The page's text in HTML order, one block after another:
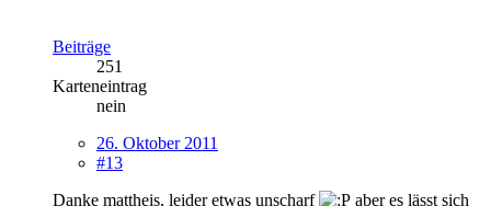
Beiträge
251
Karteneintrag
nein
26. Oktober 2011
#13
Danke mattheis, leider etwas unscharf
aber es lässt sich